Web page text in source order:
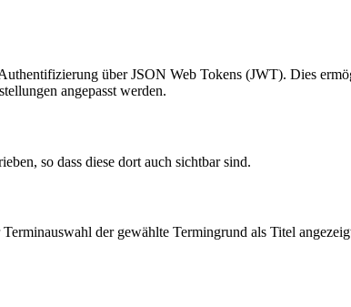
über JSON Web Tokens (JWT). Dies
angepasst werden.
so dass diese dort auch sichtbar sind.
der gewählte Termingrund als Titel